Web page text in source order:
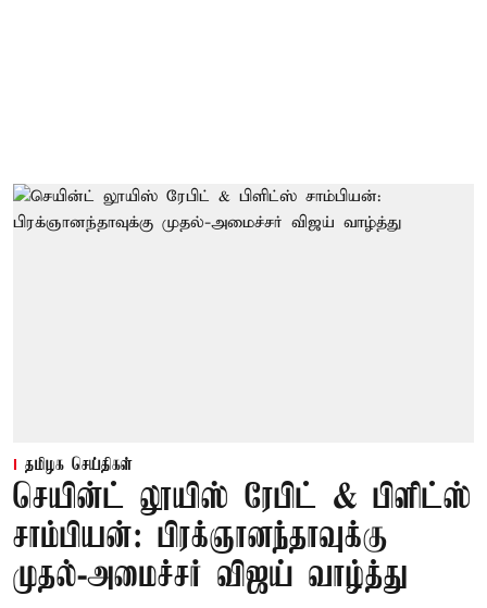
தமிழக செய்திகள்
செயின்ட் லூயிஸ் ரேபிட் & பிளிட்ஸ்
சாம்பியன்: பிரக்ஞானந்தாவுக்கு
முதல்-அமைச்சர் விஜய் வாழ்த்து